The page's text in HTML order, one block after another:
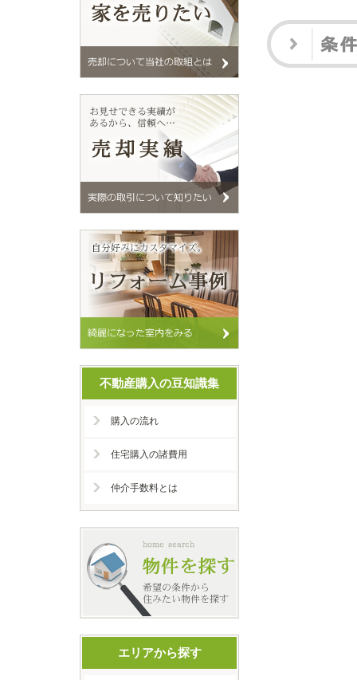
不動産購入の豆知識集
購入の流れ
住宅購入の諸費用
仲介手数料とは
エリアから探す